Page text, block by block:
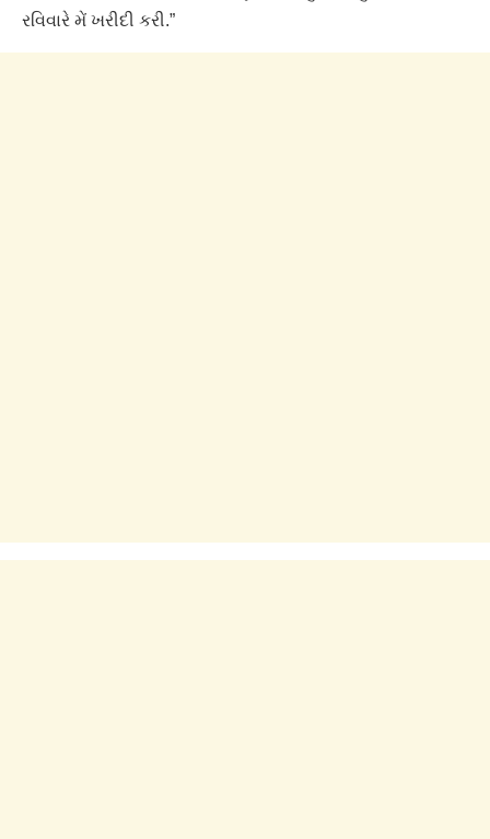
રવિવારે મેં ખરીદી કરી.”